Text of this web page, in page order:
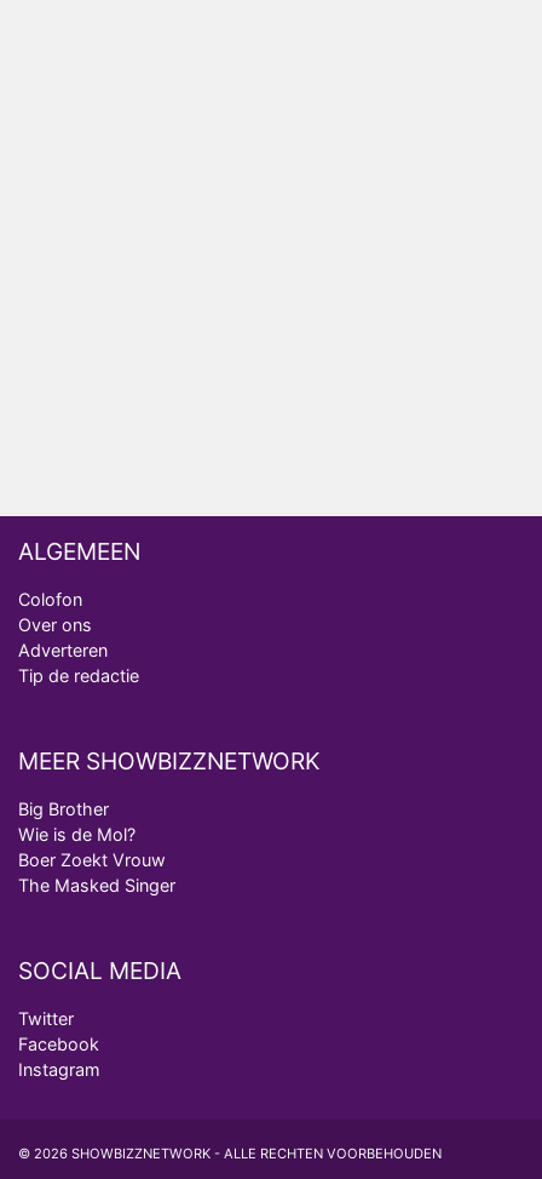
ALGEMEEN
Colofon
Over ons
Adverteren
Tip de redactie
MEER SHOWBIZZNETWORK
Big Brother
Wie is de Mol?
Boer Zoekt Vrouw
The Masked Singer
SOCIAL MEDIA
Twitter
Facebook
Instagram
© 2026 SHOWBIZZNETWORK - ALLE RECHTEN VOORBEHOUDEN